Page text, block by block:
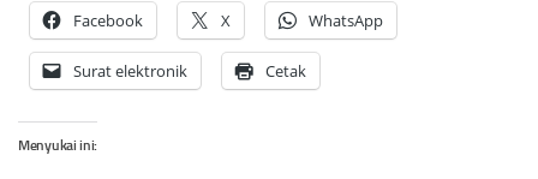
Facebook X WhatsApp
Surat elektronik Cetak
Menyukai ini: